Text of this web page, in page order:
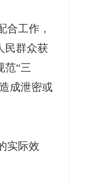
工作，
民群众获
范“三
成泄密或
实际效